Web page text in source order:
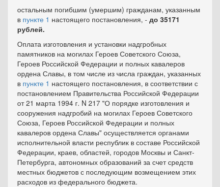
остальным погибшим (умершим) гражданам, указанным
в пункте 1 настоящего постановления, - до 35171
рублей.
Оплата изготовления и установки надгробных
памятников на могилах Героев Советского Союза,
Героев Российской Федерации и полных кавалеров
ордена Славы, в том числе из числа граждан, указанных
в пункте 1 настоящего постановления, в соответствии с
постановлением Правительства Российской Федерации
от 21 марта 1994 г. N 217 "О порядке изготовления и
сооружения надгробий на могилах Героев Советского
Союза, Героев Российской Федерации и полных
кавалеров ордена Славы" осуществляется органами
исполнительной власти республик в составе Российской
Федерации, краев, областей, городов Москвы и Санкт-
Петербурга, автономных образований за счет средств
местных бюджетов с последующим возмещением этих
расходов из федерального бюджета.